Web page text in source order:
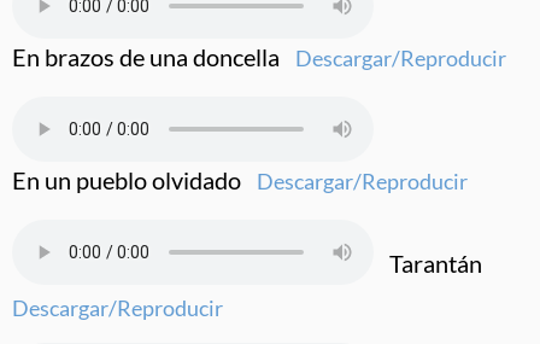
En brazos de una doncella Descargar/Reproducir
En un pueblo olvidado Descargar/Reproducir
Tarantán
Descargar/Reproducir